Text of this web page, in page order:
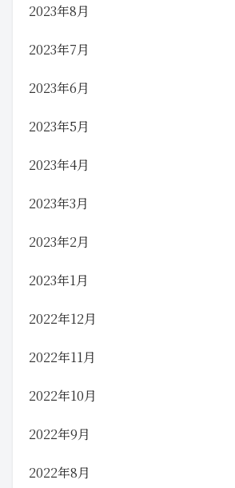
2023年8月
2023年7月
2023年6月
2023年5月
2023年4月
2023年3月
2023年2月
2023年1月
2022年12月
2022年11月
2022年10月
2022年9月
2022年8月